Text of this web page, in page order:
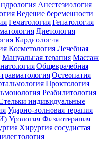
Анестезиология
Ведение беременности
Гематология Гепатология
Диетология
Кардиология
Косметология Лечебная
Мануальная терапия Массаж
Общеврачебная
Остеопатия
Проктология
Реабилитология
индивидуальные
Ударно-волновая терапия
Урология Физиотерапия
Хирургия сосудистая